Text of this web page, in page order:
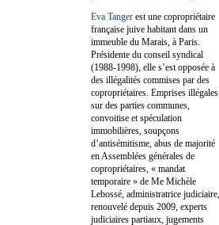
Eva Tanger est une copropriétaire
française juive habitant dans un
immeuble du Marais, à Paris.
Présidente du conseil syndical
(1988-1998), elle s’est opposée à
des illégalités commises par des
copropriétaires. Emprises illégales
sur des parties communes,
convoitise et spéculation
immobilières, soupçons
d’antisémitisme, abus de majorité
en Assemblées générales de
copropriétaires, « mandat
temporaire » de Me Michèle
Lebossé, administratrice judiciaire,
renouvelé depuis 2009, experts
judiciaires partiaux, jugements